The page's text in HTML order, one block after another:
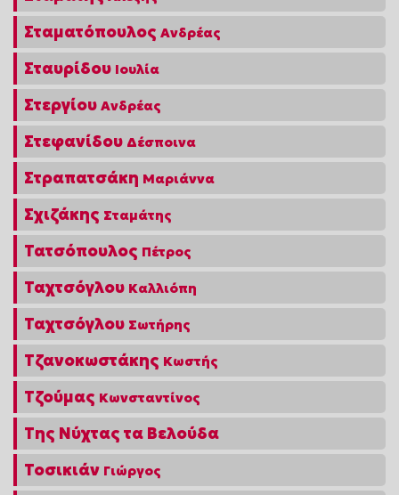
Σταματόπουλος Ανδρέας
Σταυρίδου Ιουλία
Στεργίου Ανδρέας
Στεφανίδου Δέσποινα
Στραπατσάκη Μαριάννα
Σχιζάκης Σταμάτης
Τατσόπουλος Πέτρος
Ταχτσόγλου Καλλιόπη
Ταχτσόγλου Σωτήρης
Τζανοκωστάκης Κωστής
Τζούμας Κωνσταντίνος
Της Νύχτας τα Βελούδα
Τοσικιάν Γιώργος